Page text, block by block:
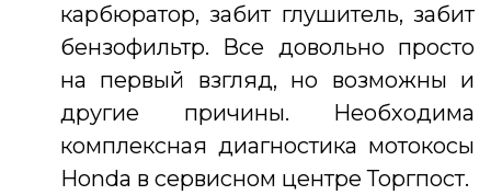
карбюратор, забит глушитель, забит
бензофильтр. Все довольно просто
на первый взгляд, но возможны и
другие причины. Необходима
комплексная диагностика мотокосы
Honda в сервисном центре Торгпост.